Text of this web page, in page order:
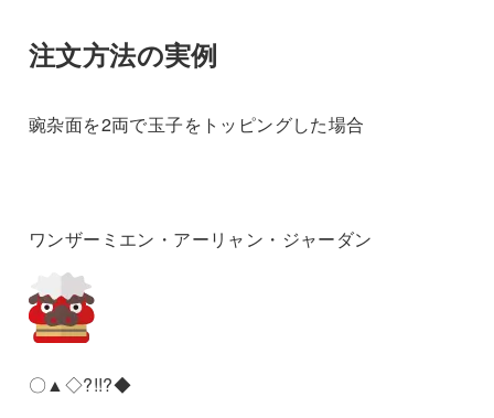
注文方法の実例
豌杂面を2両で玉子をトッピングした場合
ワンザーミエン・アーリャン・ジャーダン
〇▲◇?!!?◆